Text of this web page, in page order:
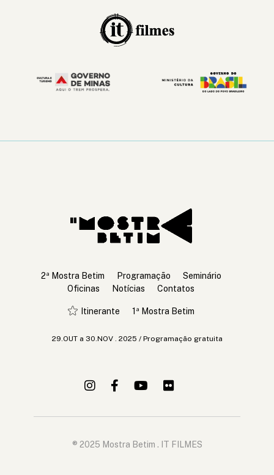
2ª Mostra Betim Programação
Seminário
Oficinas
Notícias Contatos
Itinerante 1ª Mostra Betim
29.OUT a 30.NOV . 2025 / Programação gratuita
® 2025 Mostra Betim . IT FILMES